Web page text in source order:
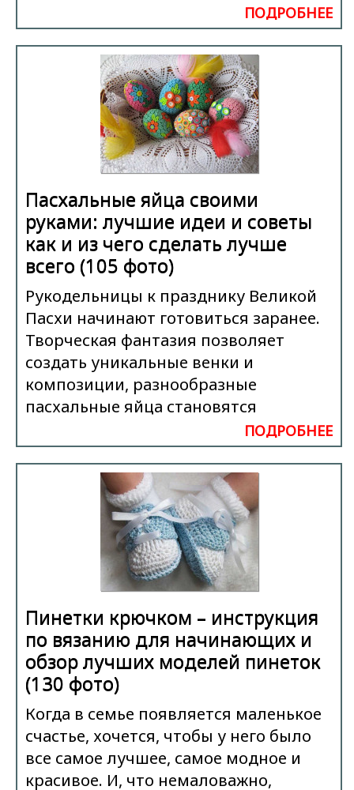
ПОДРОБНЕЕ
Пасхальные яйца своими
руками: лучшие идеи и советы
как и из чего сделать лучше
всего (105 фото)
Рукодельницы к празднику Великой
Пасхи начинают готовиться заранее.
Творческая фантазия позволяет
создать уникальные венки и
композиции, разнообразные
пасхальные яйца становятся
ПОДРОБНЕЕ
Пинетки крючком – инструкция
по вязанию для начинающих и
обзор лучших моделей пинеток
(130 фото)
Когда в семье появляется маленькое
счастье, хочется, чтобы у него было
все самое лучшее, самое модное и
красивое. И, что немаловажно,